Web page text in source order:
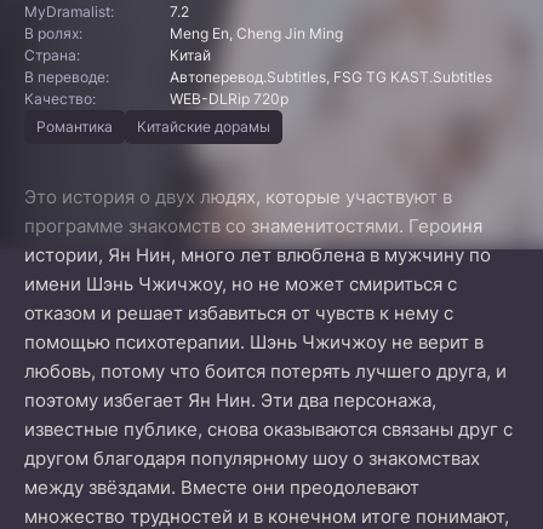
MyDramalist:
7.2
В ролях:
Meng En, Cheng Jin Ming
Страна:
Китай
В переводе:
Автоперевод.Subtitles, FSG TG KAST.Subtitles
Качество:
WEB-DLRip 720p
Романтика
Китайские дорамы
Это история о двух людях, которые участвуют в
программе знакомств со знаменитостями. Героиня
истории, Ян Нин, много лет влюблена в мужчину по
имени Шэнь Чжичжоу, но не может смириться с
отказом и решает избавиться от чувств к нему с
помощью психотерапии. Шэнь Чжичжоу не верит в
любовь, потому что боится потерять лучшего друга, и
поэтому избегает Ян Нин. Эти два персонажа,
известные публике, снова оказываются связаны друг с
другом благодаря популярному шоу о знакомствах
между звёздами. Вместе они преодолевают
множество трудностей и в конечном итоге понимают,